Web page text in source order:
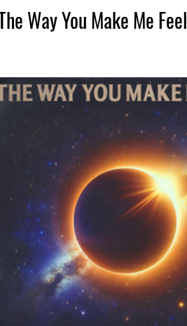
Way You Make Me Feel